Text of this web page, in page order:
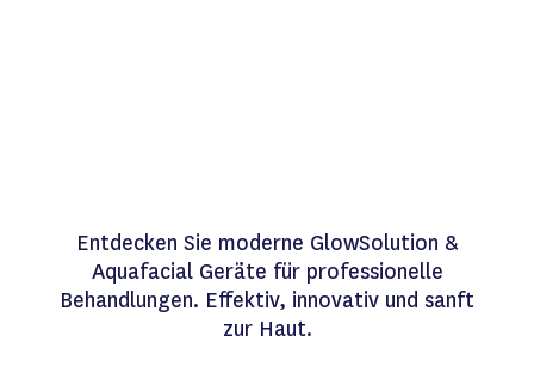
Entdecken Sie moderne GlowSolution &
Aquafacial Geräte für professionelle
Behandlungen. Effektiv, innovativ und sanft
zur Haut.